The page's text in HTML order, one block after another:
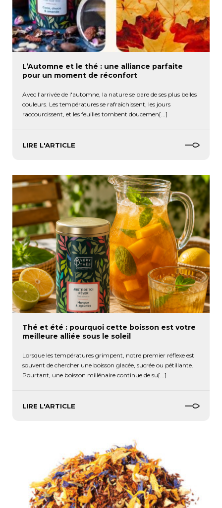
L’Automne et le thé : une alliance parfaite
pour un moment de réconfort
Avec l'arrivée de l'automne, la nature se pare de ses plus belles
couleurs. Les températures se rafraîchissent, les jours
raccourcissent, et les feuilles tombent doucemen[...]
LIRE L'ARTICLE
Thé et été : pourquoi cette boisson est votre
meilleure alliée sous le soleil
Lorsque les températures grimpent, notre premier réflexe est
souvent de chercher une boisson glacée, sucrée ou pétillante.
Pourtant, une boisson millénaire continue de su[...]
LIRE L'ARTICLE